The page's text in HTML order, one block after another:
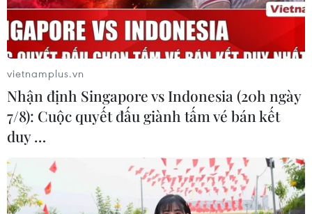
#Mật ong #Nghị viện châu Âu
vietnamplus.vn
Nhận định Singapore vs Indonesia (20h ngày
7/8): Cuộc quyết đấu giành tấm vé bán kết
duy …